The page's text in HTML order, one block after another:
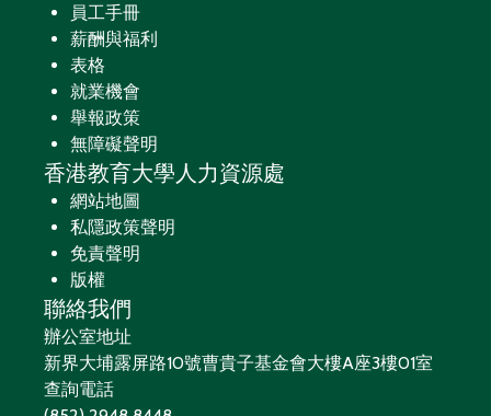
員工手冊
薪酬與福利
表格
就業機會
舉報政策
無障礙聲明
香港教育大學人力資源處
網站地圖
私隱政策聲明
免責聲明
版權
聯絡我們
辦公室地址
新界大埔露屏路10號曹貴子基金會大樓A座3樓01室
查詢電話